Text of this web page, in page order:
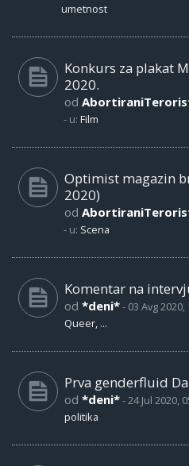
umetnost
Konkurs za plakat
2020.
od
- u: Film
Optimist magazin
2020)
od
- u: Scena
Komentar na
od *deni*- 03 Avg 2020,
Queer, ...
Prva genderfluid
od *deni*-24 Jul 2020,
politika